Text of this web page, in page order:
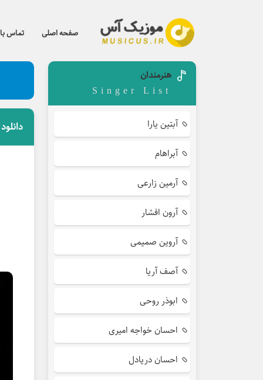
صفحه اصلی تماس
هنرمندان
Singer List
آبتین یارا
آبراهام
آرمین زارعی
آرون افشار
آروین صمیمی
آصف آریا
ابوذر روحی
احسان خواجه امیری
احسان دریادل